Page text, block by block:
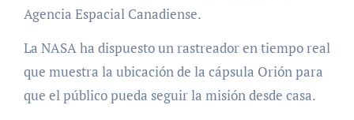
Agencia Espacial Canadiense.
La NASA ha dispuesto un rastreador en tiempo real
que muestra la ubicación de la cápsula Orión para
que el público pueda seguir la misión desde casa.